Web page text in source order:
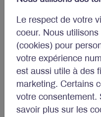
Le respect de votre
coeur. Nous
(cookies) pour
votre expérience
est aussi utile à des
marketing. Certains
votre consentement.
savoir plus sur les
les prix, le coût de la
financières
les perspectives de
croyons que la zone
proche de l’être.
L’économie